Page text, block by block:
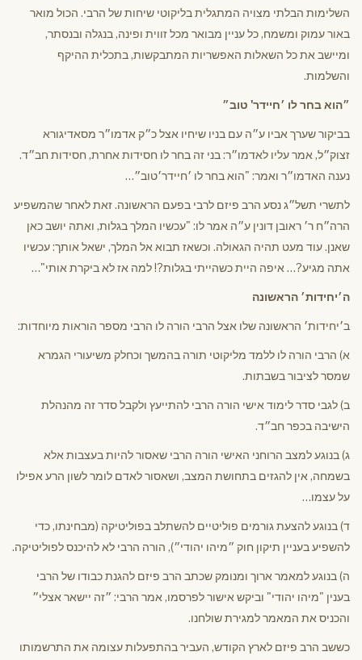
השלימות הבלתי מצויה המתגלית בליקוטי שיחות של הרבי. הכול מואר
באור עמוק ומשמח, כל עניין מבואר מכל זווית ופינה, בנגלה ובנסתר,
ומיישב את כל השאלות האפשריות המתבקשות, בתכלית ההיקף
והשלמות.
״הוא בחר לו ׳חיידר' טוב״
בביקור שערך אביו ע״ה עם בניו שיחיו אצל כ״ק אדמו״ר מסאדיגורא
זצוק״ל, אמר עליו לאדמו״ר: בני זה בחר לו חסידות אחרת, חסידות חב״ד.
נענה האדמו״ר ואמר: "הוא בחר לו ׳חיידר׳טוב״…
לתשרי תשל״ג נסע הרב פיזם לרבי בפעם הראשונה. זאת לאחר שהמשפיע
הרה״ח ר׳ ראובן דונין ע״ה אמר לו: "עכשיו המלך בגלות, ואתה יושב כאן
שאנן. עוד מעט תהיה הגאולה. וכשאז תבוא אל המלך, ישאל אותך: עכשיו
אתה מגיע?… איפה היית כשהייתי בגלות?! למה אז לא ביקרת אותי"…
ה׳יחידות׳ הראשונה
ב׳יחידות׳ הראשונה שלו אצל הרבי הורה לו הרבי מספר הוראות מיוחדות:
א) הרבי הורה לו ללמד מליקוטי תורה בהמשך וכחלק משיעורי הגמרא
שמסר לציבור בשבתות.
ב) לגבי סדר לימוד אישי הורה הרבי להתייעץ ולקבל סדר זה מהנהלת
הישיבה בכפר חב״ד.
ג) בנוגע למצב הרוחני האישי הורה הרבי שאסור להיות בעצבות אלא
בשמחה, אין להגזים בתחושת המצב, ושאסור לאדם לומר לשון הרע אפילו
על עצמו…
ד) בנוגע להצעת גורמים פוליטיים להשתלב בפוליטיקה (מבחינתו, כדי
להשפיע בעניין תיקון חוק ״מיהו יהודי״), הורה הרבי לא להיכנס לפוליטיקה.
ה) בנוגע למאמר ארוך ומנומק שכתב הרב פיזם להגנת כבודו של הרבי
בענין "מיהו יהודי" וביקש אישור לפרסמו, אמר הרבי: ״זה יישאר אצלי״
והכניס את המאמר למגירת שולחנו.
כששב הרב פיזם לארץ הקודש, העביר בהתפעלות עצומה את התרשמותו